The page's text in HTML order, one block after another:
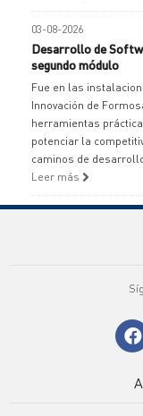
03-08-2026
Desarrollo de
segundo módulo
Fue en las
Innovación de
herramientas
potenciar la
caminos de
Leer más